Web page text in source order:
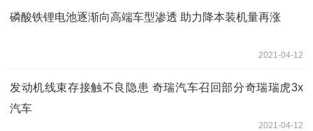
磷酸铁锂电池逐渐向高端车型渗透 助力降本装机量再涨
2021-04-12
发动机线束存接触不良隐患 奇瑞汽车召回部分奇瑞瑞虎3x
汽车
2021-04-12